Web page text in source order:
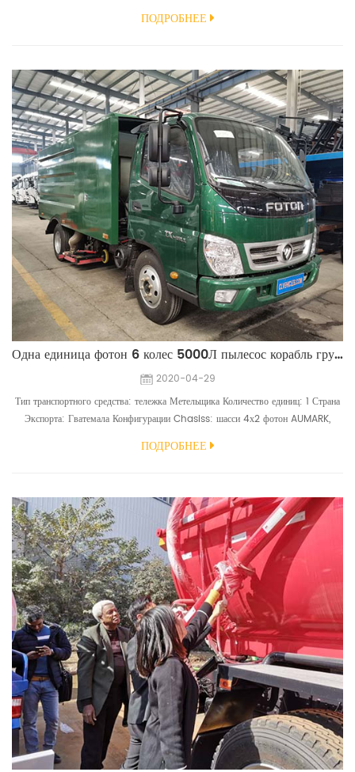
мелодичными на протяжении тысячелетий. Вот легендарное название
ПОДРОБНЕЕ
Одна единица фотон 6 колес 5000Л пылесос корабль грузовик в Гватемалу
2020-04-29
Тип транспортного средства: тележка Метельщика Количество единиц: 1 Страна
Экспорта: Гватемала Конфигурации Chasiss: шасси 4х2 фотон AUMARK,
вспомогательный двигатель В Вакуумная Подметально Грузовик в основном
ПОДРОБНЕЕ